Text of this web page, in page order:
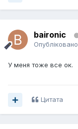
baironic
Опубліковано
У меня тоже все ок.
Цитата